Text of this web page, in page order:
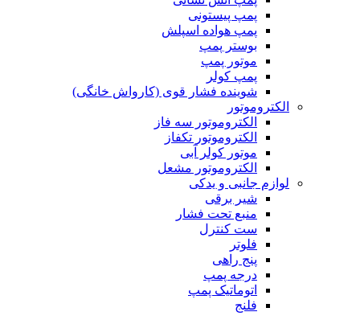
پمپ پیستونی
پمپ هواده اسپلش
بوستر پمپ
موتور پمپ
پمپ کولر
شوینده فشار قوی (کارواش خانگی)
الکتروموتور
الکتروموتور سه فاز
الکتروموتور تکفاز
موتور کولر آبی
الکتروموتور مشعل
لوازم جانبی و یدکی
شیر برقی
منبع تحت فشار
ست کنترل
فلوتر
پنج راهی
درجه پمپ
اتوماتیک پمپ
فلنج